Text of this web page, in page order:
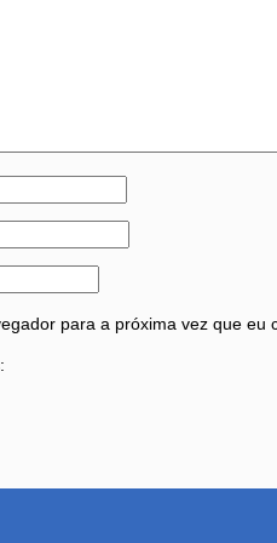
para a próxima vez que eu